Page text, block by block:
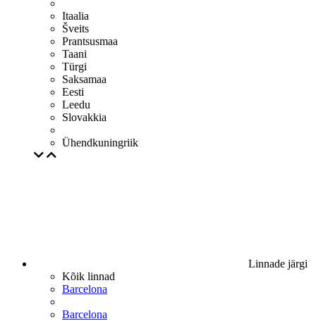
Itaalia
Šveits
Prantsusmaa
Taani
Türgi
Saksamaa
Eesti
Leedu
Slovakkia
Ühendkuningriik
Linnade järgi
Kõik linnad
Barcelona
Barcelona